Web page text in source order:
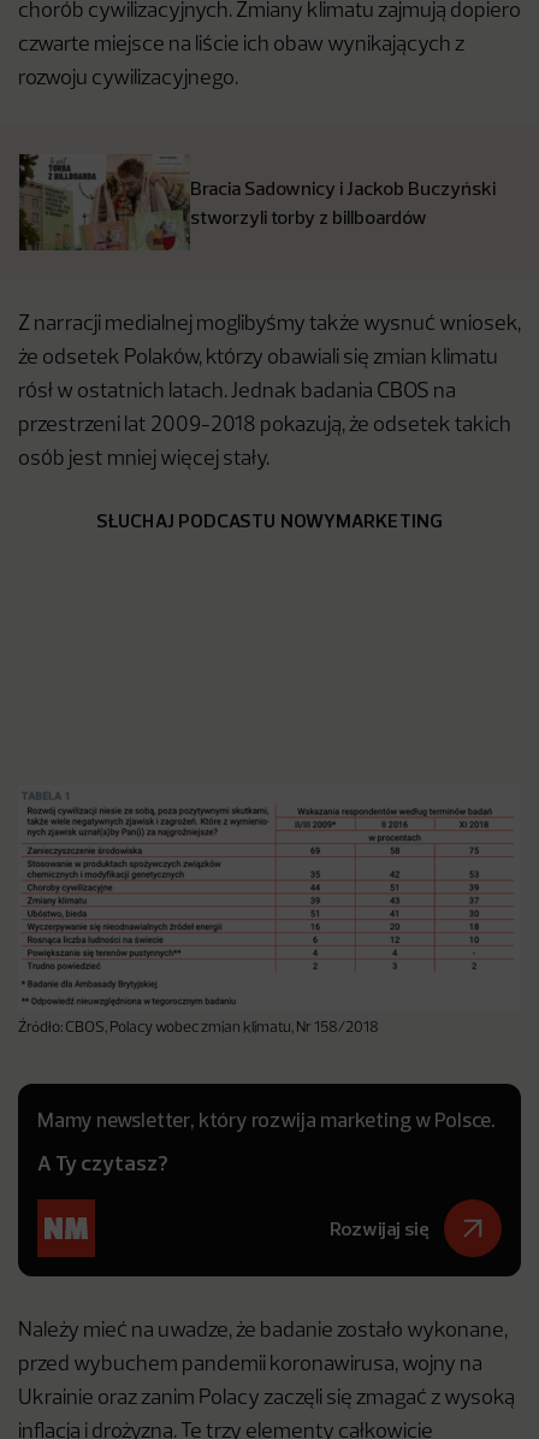
chorób cywilizacyjnych. Zmiany klimatu zajmują dopiero
czwarte miejsce na liście ich obaw wynikających z
rozwoju cywilizacyjnego.
Bracia Sadownicy i Jackob Buczyński
stworzyli torby z billboardów
Z narracji medialnej moglibyśmy także wysnuć wniosek,
że odsetek Polaków, którzy obawiali się zmian klimatu
rósł w ostatnich latach. Jednak badania CBOS na
przestrzeni lat 2009-2018 pokazują, że odsetek takich
osób jest mniej więcej stały.
SŁUCHAJ PODCASTU NOWYMARKETING
Źródło: CBOS, Polacy wobec zmian klimatu, Nr 158/2018
Mamy newsletter, który rozwija marketing w Polsce.
A Ty czytasz?
Rozwijaj się
Należy mieć na uwadze, że badanie zostało wykonane,
przed wybuchem pandemii koronawirusa, wojny na
Ukrainie oraz zanim Polacy zaczęli się zmagać z wysoką
inflacją i drożyzną. Te trzy elementy całkowicie